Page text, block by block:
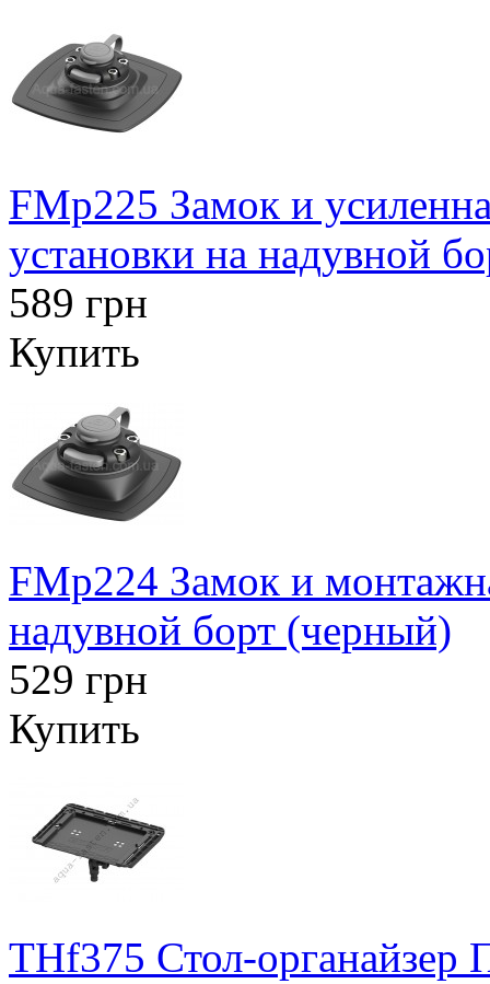
FMp225 Замок и
установки на надувной
589 грн
Купить
FMp224 Замок и
надувной борт (черный)
529 грн
Купить
THf375 Стол-